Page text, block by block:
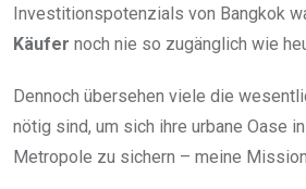
Investitionspotenzials von Bangkok
Käufer noch nie so zugänglich wie
Dennoch übersehen viele die
nötig sind, um sich ihre urbane Oase
Metropole zu sichern – meine